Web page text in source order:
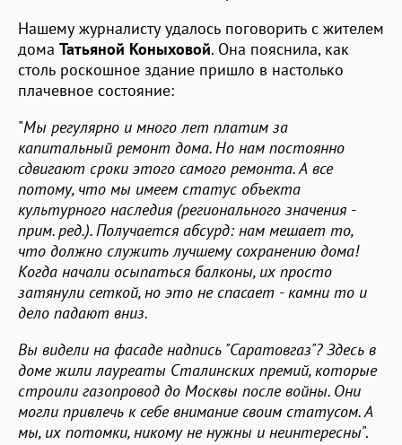
Нашему журналисту удалось поговорить с жителем
дома Татьяной Коныховой. Она пояснила, как
столь роскошное здание пришло в настолько
плачевное состояние:
"Мы регулярно и много лет платим за
капитальный ремонт дома. Но нам постоянно
сдвигают сроки этого самого ремонта. А все
потому, что мы имеем статус объекта
культурного наследия (регионального значения -
прим. ред.). Получается абсурд: нам мешает то,
что должно служить лучшему сохранению дома!
Когда начали осыпаться балконы, их просто
затянули сеткой, но это не спасает - камни то и
дело падают вниз.
Вы видели на фасаде надпись "Саратовгаз"? Здесь в
доме жили лауреаты Сталинских премий, которые
строили газопровод до Москвы после войны. Они
могли привлечь к себе внимание своим статусом. А
мы, их потомки, никому не нужны и неинтересны".